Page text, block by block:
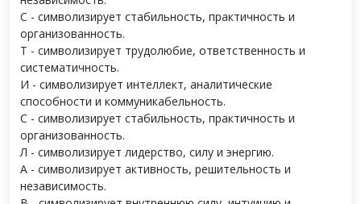
С - символизирует стабильность, практичность и
организованность.
Т - символизирует трудолюбие, ответственность и
систематичность.
И - символизирует интеллект, аналитические
способности и коммуникабельность.
С - символизирует стабильность, практичность и
организованность.
Л - символизирует лидерство, силу и энергию.
А - символизирует активность, решительность и
независимость.